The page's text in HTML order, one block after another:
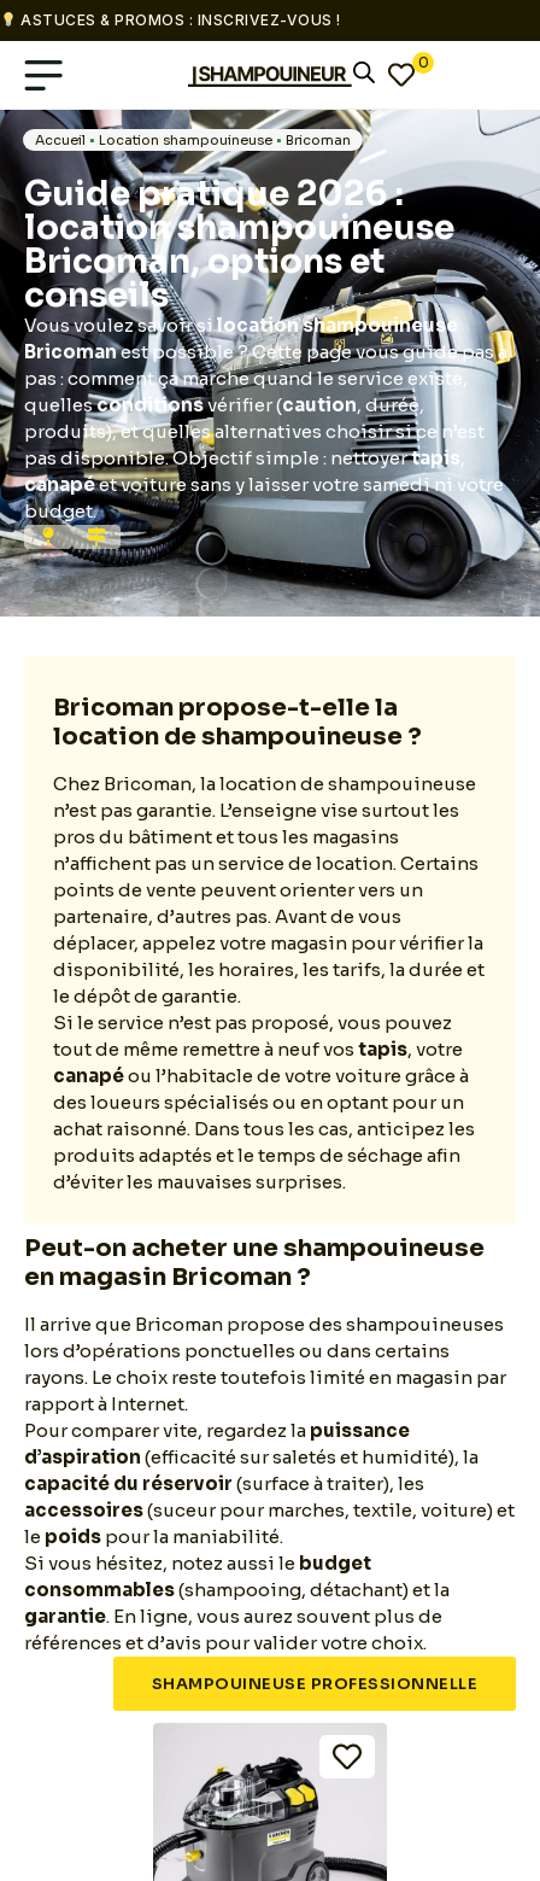
ASTUCES & PROMOS : INSCRIVEZ-VOUS !
0
Accueil • Location shampouineuse • Bricoman
Guide pratique 2026 :
location shampouineuse
Bricoman, options et
conseils
Vous voulez savoir silocation shampouineuse
Bricomanest possible ? Cette page vous guide pas à
pas : comment ça marche quand le service existe,
quellesconditionsvérifier (caution, durée,
produits), et quelles alternatives choisir si ce n’est
pas disponible. Objectif simple : nettoyertapis
canapéet voiture sans y laisser votre samedi ni votre
budget.
Bricoman propose-t-elle la
location de shampouineuse ?
Chez Bricoman, la location de shampouineuse
n’est pas garantie. L’enseigne vise surtout les
pros du bâtiment et tous les magasins
n’affichent pas un service de location. Certains
points de vente peuvent orienter vers un
partenaire, d’autres pas. Avant de vous
déplacer, appelez votre magasin pour vérifier la
disponibilité, les horaires, les tarifs, la durée et
le dépôt de garantie.
Si le service n’est pas proposé, vous pouvez
tout de même remettre à neuf vos tapis, votre
canapéou l’habitacle de votre voiture grâce à
des loueurs spécialisés ou en optant pour un
achat raisonné. Dans tous les cas, anticipez les
produits adaptés et le temps de séchage afin
d’éviter les mauvaises surprises.
Peut-on acheter une shampouineuse
en magasin Bricoman ?
Il arrive que Bricoman propose des shampouineuses
lors d’opérations ponctuelles ou dans certains
rayons. Le choix reste toutefois limité en magasin par
rapport à Internet.
Pour comparer vite, regardez la puissance
d’aspiration (efficacité sur saletés et humidité), la
capacité du réservoir (surface à traiter), les
accessoires(suceur pour marches, textile, voiture) et
le poids pour la maniabilité.
Si vous hésitez, notez aussi le budget
consommables(shampooing, détachant) et la
garantie. En ligne, vous aurez souvent plus de
références et d’avis pour valider votre choix.
SHAMPOUINEUSE PROFESSIONNELLE